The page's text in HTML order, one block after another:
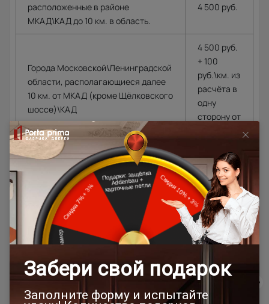
расположенные в районе
МКАД\КАД до 10 км. в область.
4 500 руб.
Города Московской\Ленинградской
области, располагающиеся далее
10 км. от МКАД (кроме Щёлковского
шоссе)\КАД
4 500 руб.
+ 100
руб.\км. из
расчёта в
одну
сторону от
Доставка в регионы осуществляется по тарифам нашего
дилера в данном регионе или, при заказе через запрос с
сайта, отдельно рассчитывается менеджером интернет-
магазина.
Подробная информация о доставке
Товар относится к категориям:
500x1900 Межкомнатные двери 55х190 см